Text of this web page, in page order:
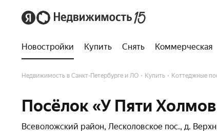
Новостройки Купить Снять Коммерческая
Недвижимость в Санкт-Петербурге и ЛО Купить Коттеджные
Посёлок «У Пяти
Всеволожский район, Лесколовское пос., д.